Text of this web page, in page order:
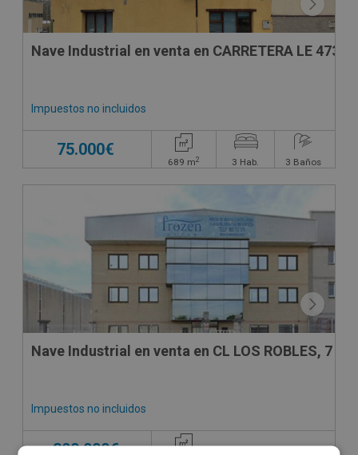
Nave
Impuestos no incluidos
75.000€
689 m2 3 Hab. 3 Baños
Nave Industrial en venta en CL LOS ROBLES, 7
Impuestos no incluidos
300.000€